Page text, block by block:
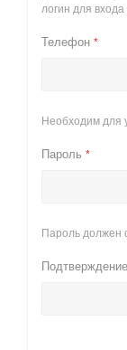
логин для
Телефон *
Необходим для
Пароль *
Пароль должен